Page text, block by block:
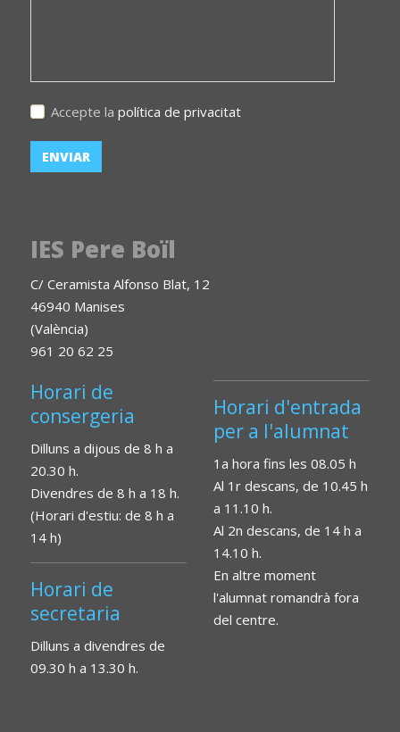
Accepte la política de privacitat
IES Pere Boïl
C/ Ceramista Alfonso Blat, 12
46940 Manises
(València)
961 20 62 25
Horari de
consergeria
Dilluns a dijous de 8 h a
20.30 h.
Divendres de 8 h a 18 h.
(Horari d'estiu: de 8 h a
14 h)
Horari de
secretaria
Dilluns a divendres de
09.30 h a 13.30 h.
Horari d'entrada
per a l'alumnat
1a hora fins les 08.05 h
Al 1r descans, de 10.45 h
a 11.10 h.
Al 2n descans, de 14 h a
14.10 h.
En altre moment
l'alumnat romandrà fora
del centre.